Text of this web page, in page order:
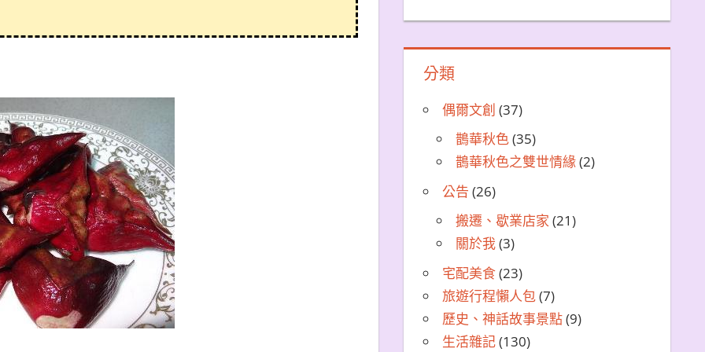
分類
偶爾文創 (37)
鵲華秋色(35)
鵲華秋色之雙世情緣(2)
公告 (26)
搬遷、歇業店家 (21)
關於我(3)
宅配美食(23)
旅遊行程懶人包(7)
歷史、神話故事景點(9)
生活雜記(130)